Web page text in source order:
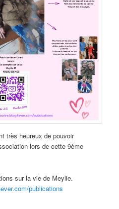
très heureux de pouvoir
lors de cette 9ème
sur la vie de Meylie.
publications